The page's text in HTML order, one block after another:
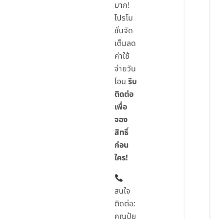
มาก!
โปรโม
ชั่นจัด
เต็มลด
ค่าใช้
จ่ายวัน
โอนรีบ
ติดต่อ
เพื่อ
จอง
สิทธิ์
ก่อน
ใคร!
สนใจ
ติดต่อ:
คุณปุ้ย